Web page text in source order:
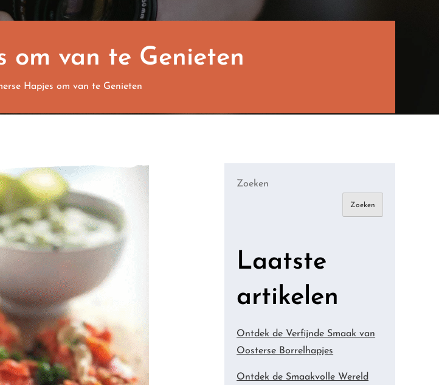
om van te Genieten
Hapjes om van te Genieten
Zoeken
Zoeken
Laatste
artikelen
Ontdek de Verfijnde Smaak van
Oosterse Borrelhapjes
Ontdek de Smaakvolle Wereld